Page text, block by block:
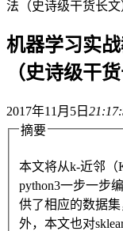
法（史诗级干货长文
机器学习实
（史诗级干货
2017年11月5日
摘要
本文将从k-近邻（
python3一步一步
供了相应的数据
外，本文也对